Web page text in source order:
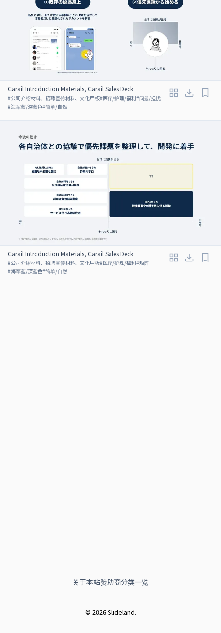
Carail Introduction Materials, Carail Sales Deck
#公司介绍材料、招聘宣传材料、文化甲板#医疗/护理/福利#问题/担忧
#海军蓝/深蓝色#简单/自然
Carail Introduction Materials, Carail Sales Deck
#公司介绍材料、招聘宣传材料、文化甲板#医疗/护理/福利#矩阵
#海军蓝/深蓝色#简单/自然
关于本站赞助商分类一览
© 2026 Slideland.